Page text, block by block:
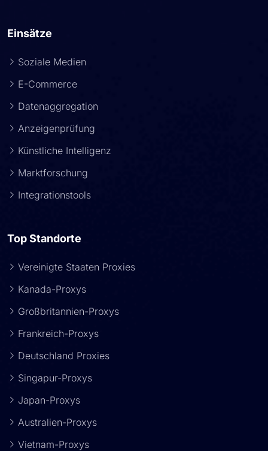
Einsätze
Soziale Medien
E-Commerce
Datenaggregation
Anzeigenprüfung
Künstliche Intelligenz
Marktforschung
Integrationstools
Top Standorte
Vereinigte Staaten Proxies
Kanada-Proxys
Großbritannien-Proxys
Frankreich-Proxys
Deutschland Proxies
Singapur-Proxys
Japan-Proxys
Australien-Proxys
Vietnam-Proxys